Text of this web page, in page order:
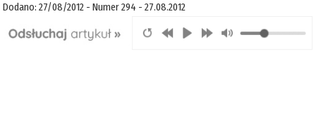
Dodano: 27/08/2012 - Numer 294 - 27.08.2012